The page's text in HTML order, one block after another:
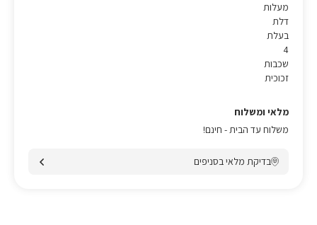
מעלות
דלת
בעלת
4
שכבות
זכוכית
מלאי ומשלוח
משלוח עד הבית - חינם!
בדיקת מלאי בסניפים